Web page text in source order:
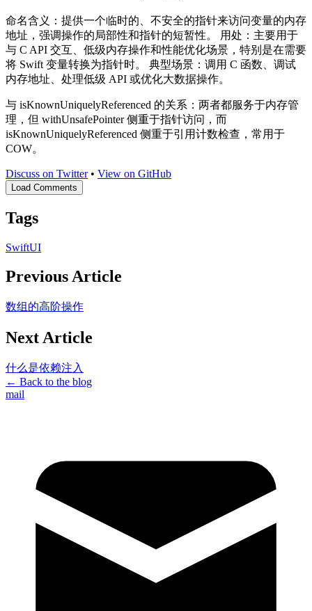
命名含义：提供一个临时的、不安全的指针来访问变量的内存
地址，强调操作的局部性和指针的短暂性。 用处：主要用于
与 C API 交互、低级内存操作和性能优化场景，特别是在需要
将 Swift 变量转换为指针时。 典型场景：调用 C 函数、调试
内存地址、处理低级 API 或优化大数据操作。
与 isKnownUniquelyReferenced 的关系：两者都服务于内存管
理，但 withUnsafePointer 侧重于指针访问，而
isKnownUniquelyReferenced 侧重于引用计数检查，常用于
COW。
Discuss on Twitter• View on GitHub
Load Comments
Tags
SwiftUI
Previous Article
数组的高阶操作
Next Article
什么是依赖注入
← Back to the blog
mail